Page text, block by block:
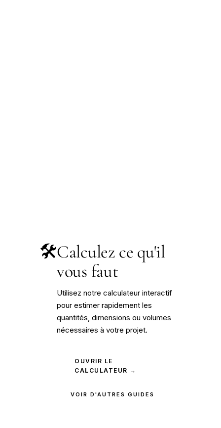
🛠️Calculez ce qu'il
vous faut
Utilisez notre calculateur interactif
pour estimer rapidement les
quantités, dimensions ou volumes
nécessaires à votre projet.
OUVRIR LE
CALCULATEUR →
VOIR D'AUTRES GUIDES